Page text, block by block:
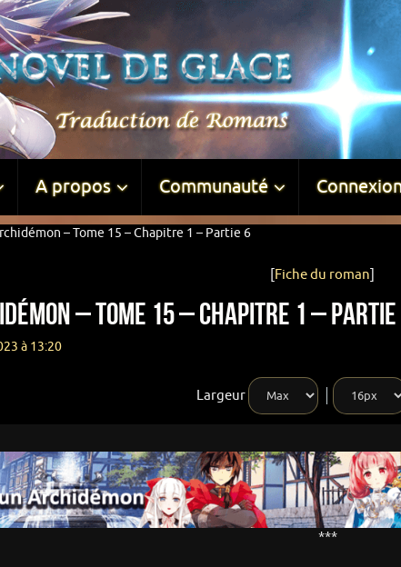
A propos Communauté
– Tome 15 – Chapitre 1 – Partie 6
[Fiche du roman]
– Tome 15 – Chapitre 1 – Partie
à 13:20
Largeur
***